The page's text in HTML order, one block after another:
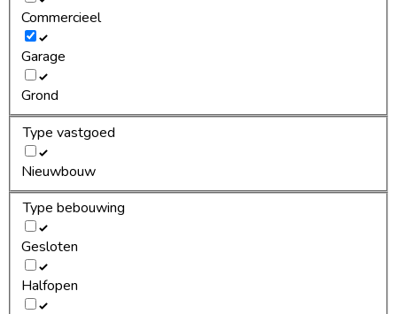
Commercieel
Garage
Grond
Type vastgoed
Nieuwbouw
Type bebouwing
Gesloten
Halfopen